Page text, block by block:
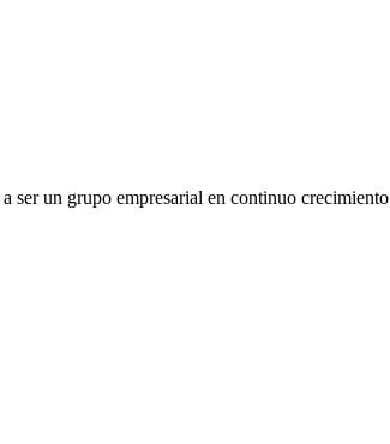
ser un grupo empresarial en continuo crecimiento